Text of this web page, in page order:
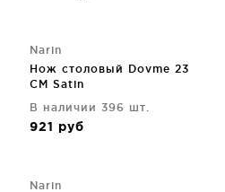
Narin
Нож столовый Dovme 23
CM Satin
В наличии 396 шт.
921 руб
Narin